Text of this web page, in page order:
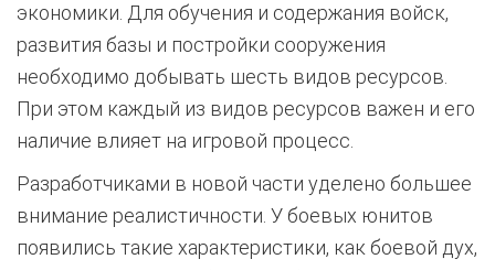
экономики. Для обучения и содержания войск,
развития базы и постройки сооружения
необходимо добывать шесть видов ресурсов.
При этом каждый из видов ресурсов важен и его
наличие влияет на игровой процесс.
Разработчиками в новой части уделено большее
внимание реалистичности. У боевых юнитов
появились такие характеристики, как боевой дух,